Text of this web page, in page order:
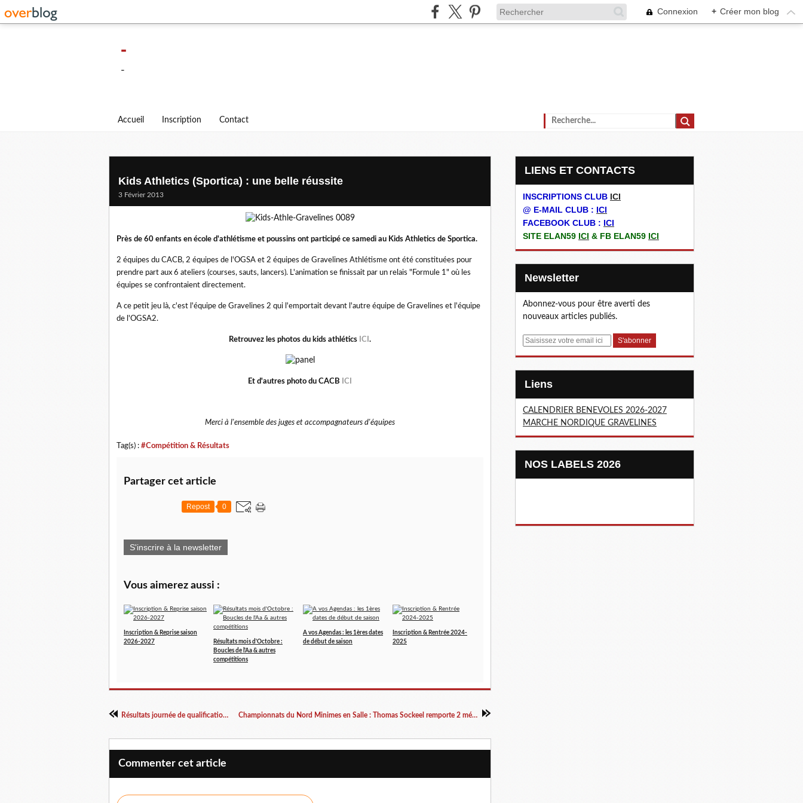
Connexion + Créer mon blog
-
-
Accueil Inscription Contact
Kids Athletics (Sportica) : une belle réussite
3 Février 2013
Près de 60 enfants en école d'athlétisme et poussins ont participé ce samedi au Kids Athletics de Sportica.
2 équipes du CACB, 2 équipes de l'OGSA et 2 équipes de Gravelines Athlétisme ont été constituées pour
prendre part aux 6 ateliers (courses, sauts, lancers). L'animation se finissait par un relais "Formule 1" où les
équipes se confrontaient directement.
A ce petit jeu là, c'est l'équipe de Gravelines 2 qui l'emportait devant l'autre équipe de Gravelines et l'équipe
de l'OGSA2.
Retrouvez les photos du kids athlétics ICI .
Et d'autres photo du CACB ICI
Merci à l'ensemble des juges et accompagnateurs d'équipes
Tag(s) : #Compétition & Résultats
Partager cet article
Repost 0
S'inscrire à la newsletter
Vous aimerez aussi :
Inscription & Reprise saison
2026-2027
Résultats mois d'Octobre :
Boucles de l'Aa & autres
compétitions
A vos Agendas : les 1ères dates
de début de saison
Inscription & Rentrée 2024-
2025
Résultats journée de qualification C+ Championnats du Nord Minimes en Salle : Thomas Sockeel remporte 2 médailles
Commenter cet article
LIENS ET CONTACTS
INSCRIPTIONS CLUB ICI
@ E-MAIL CLUB : ICI
FACEBOOK CLUB : ICI
SITE ELAN59 ICI & FB ELAN59 ICI
Newsletter
Abonnez-vous pour être averti des
nouveaux articles publiés.
E
Liens
CALENDRIER BENEVOLES 2026-2027
MARCHE NORDIQUE GRAVELINES
NOS LABELS 2026